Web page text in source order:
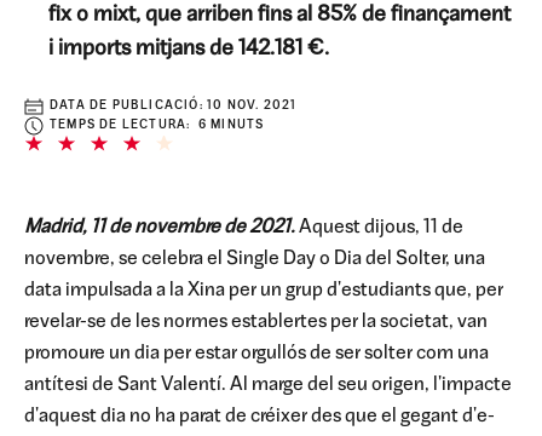
fix o mixt, que arriben fins al 85% de finançament
i imports mitjans de 142.181 €.
DATA DE PUBLICACIÓ: 10 NOV. 2021
TEMPS DE LECTURA: 6 MINUTS
Madrid, 11 de novembre de 2021.Aquest dijous, 11 de
novembre, se celebra el Single Day o Dia del Solter, una
data impulsada a la Xina per un grup d'estudiants que, per
revelar-se de les normes establertes per la societat, van
promoure un dia per estar orgullós de ser solter com una
antítesi de Sant Valentí. Al marge del seu origen, l'impacte
d'aquest dia no ha parat de créixer des que el gegant d'e-